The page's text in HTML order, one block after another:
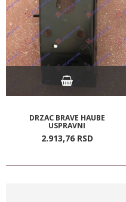
DRZAC BRAVE HAUBE
USPRAVNI
2.913,76 RSD